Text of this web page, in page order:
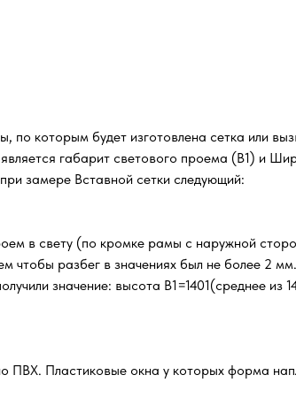
по которым будет изготовлена сетка или
габарит светового проема (В1) и
замере Вставной сетки следующий:
в свету (по кромке рамы с наружной
чтобы разбег в значениях был не более 2
значение: высота В1=1401(среднее
ПВХ. Пластиковые окна у которых форма